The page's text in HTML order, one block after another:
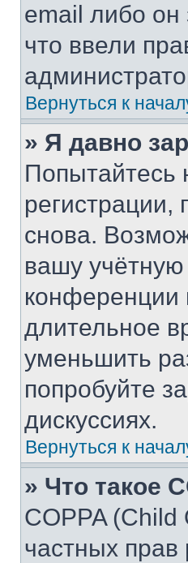
email либо
что ввели
Вернуться к
» Я давно
Попытайтесь
регистрации,
снова.
вашу
конференции
длительное
уменьшить
попробуйте
дискуссиях.
Вернуться к
» Что такое
COPPA
частных прав